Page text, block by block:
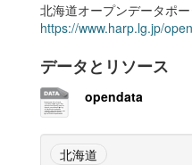
北海道オープンデータポ
https://www.harp.lg.jp/
データとリソース
opendata
北海道